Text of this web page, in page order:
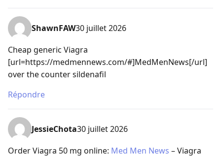
ShawnFAW30 juillet 2026
Cheap generic Viagra
[url=https://medmennews.com/#]MedMenNews[/url]
over the counter sildenafil
Répondre
JessieChota30 juillet 2026
Order Viagra 50 mg online: Med Men News – Viagra